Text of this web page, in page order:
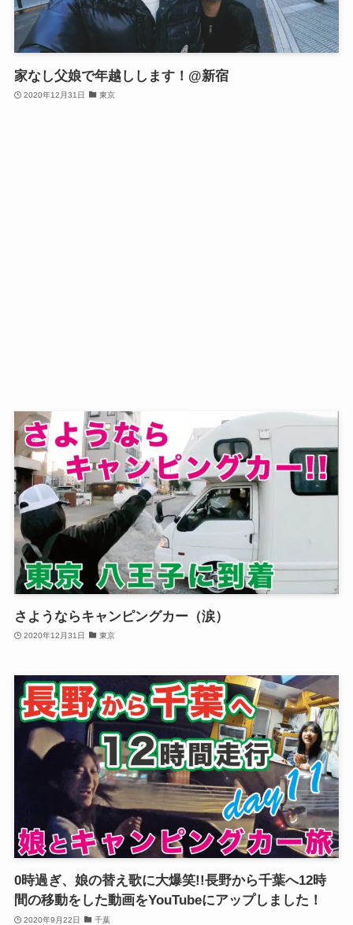
家なし父娘で年越しします！@新宿
2020年12月31日 東京
さようならキャンピングカー（涙）
2020年12月31日 東京
0時過ぎ、娘の替え歌に大爆笑!!長野から千葉へ12時
間の移動をした動画をYouTubeにアップしました！
2020年9月22日 千葉